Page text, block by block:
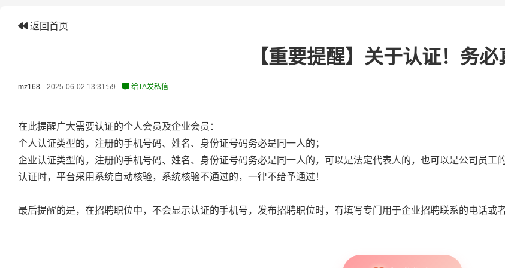
返回首页
【重要提醒】关于认证！务必
mz168 2025-06-02 13:31:59 给TA发私信
在此提醒广大需要认证的个人会员及企业会员：
个人认证类型的，注册的手机号码、姓名、身份证号码务必是同一人的；
企业认证类型的，注册的手机号码、姓名、身份证号码务必是同一人的，可以是法定代表人的，也可以是公司员工
认证时，平台采用系统自动核验，系统核验不通过的，一律不给予通过！
最后提醒的是，在招聘职位中，不会显示认证的手机号，发布招聘职位时，有填写专门用于企业招聘联系的电话或者